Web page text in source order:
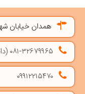
همدان خیابان
۰۸۱-۳۲۶۷۹۹۶۵ (داخلی ۱۰۹)
۰۹۹۱۲۲۱۵۴۷۰